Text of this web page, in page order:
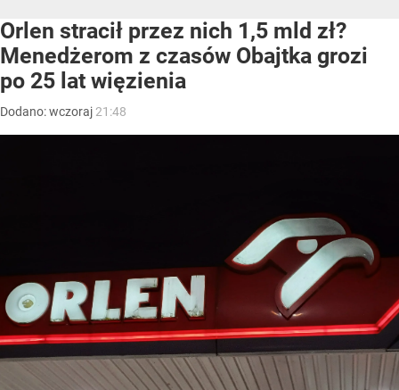
Orlen stracił przez nich 1,5 mld zł?
Menedżerom z czasów Obajtka grozi
po 25 lat więzienia
Dodano:wczoraj 21:48